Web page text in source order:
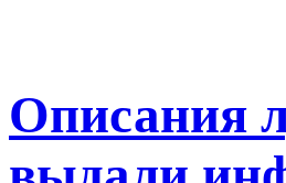
Описания